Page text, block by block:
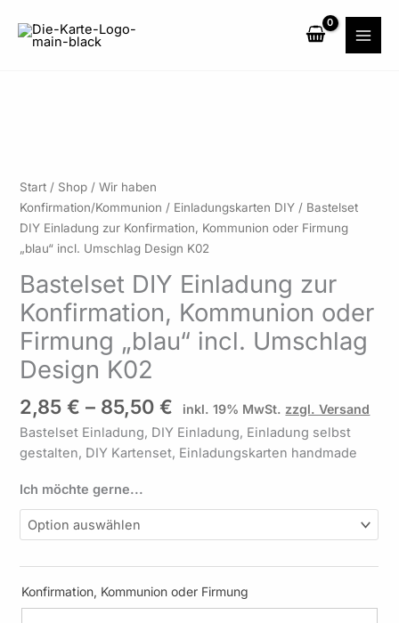
Inhalt
springen
Start / Shop /Wir haben
Konfirmation/Kommunion / Einladungskarten DIY / Bastelset
DIY Einladung zur Konfirmation, Kommunion oder Firmung
„blau“ incl. Umschlag Design K02
Bastelset DIY Einladung zur
Konfirmation, Kommunion oder
Firmung „blau“ incl. Umschlag
Design K02
2,85€ – 85,50€
2,85 €
bis
85,50 €
inkl. 19% MwSt. zzgl. Versand
Bastelset Einladung, DIY Einladung, Einladung selbst
gestalten, DIY Kartenset, Einladungskarten handmade
Ich möchte gerne...
Konfirmation, Kommunion oder Firmung
Bastelset
DIY
Einladung
zur
Kommunion
oder
Firmung
„blau"
incl.
Design
K02
Menge